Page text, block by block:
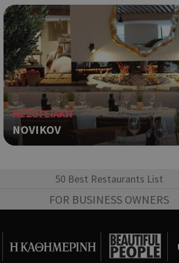
ΜΕΣΟΓΕΙΑΚΗ
NOVIKOV
50 Best Restaurants List
FOR BUSINESS OWNERS
σύνδεσης για
cyprusen.wiz-
guide.com
Χρησιμοποιείται
εμφανίζει μόνο
διάφορες
take over banner
banners.
Cloudflare Inc.
.onesignal.com
29 λεπτά 53
δευτερόλεπτα
Αυτό το cookie
μεταξύ ανθρώπων
επωφελές για
κάνει έγκυρες
ιστότοπού τους.
take over banner
.cyprus.wiz-
1 μέρα
διάφορες
take over banner
banners.